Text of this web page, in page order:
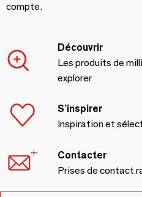
compte.
Découvrir
Les produits de
explorer
S'inspirer
Inspiration et
Contacter
Prises de contact